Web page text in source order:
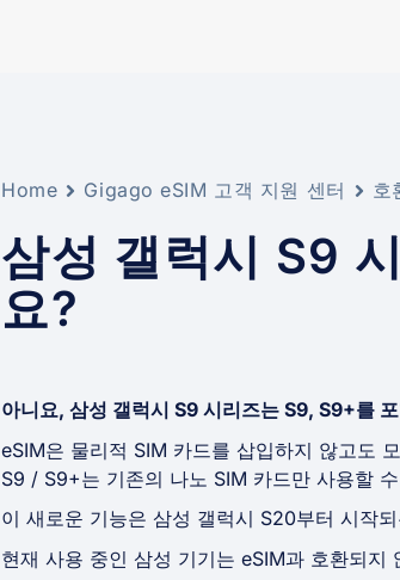
Home Gigago eSIM 고객 지원 센터 호
삼성 갤럭시 S9
요?
아니요, 삼성 갤럭시 S9 시리즈는 S9, S9+를
eSIM은 물리적 SIM 카드를 삽입하지 않고도
S9 / S9+는 기존의 나노 SIM 카드만 사용할
이 새로운 기능은 삼성 갤럭시 S20부터 시작
현재 사용 중인 삼성 기기는 eSIM과 호환되